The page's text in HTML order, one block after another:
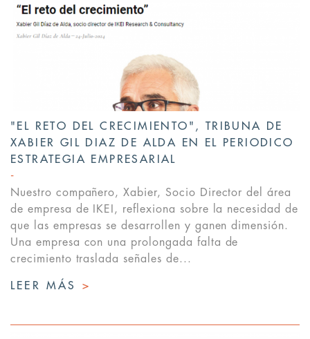
"EL RETO DEL CRECIMIENTO", TRIBUNA DE
XABIER GIL DIAZ DE ALDA EN EL PERIODICO
ESTRATEGIA EMPRESARIAL
Nuestro compañero, Xabier, Socio Director del área
de empresa de IKEI, reflexiona sobre la necesidad de
que las empresas se desarrollen y ganen dimensión.
Una empresa con una prolongada falta de
crecimiento traslada señales de...
LEER MÁS >